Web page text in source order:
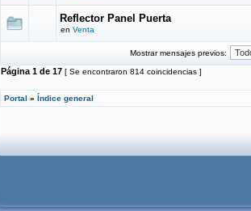
Reflector Panel Puerta
en Venta
Mostrar mensajes previos:
Página 1 de 17 [ Se encontraron 814 coincidencias ]
Portal » Índice general